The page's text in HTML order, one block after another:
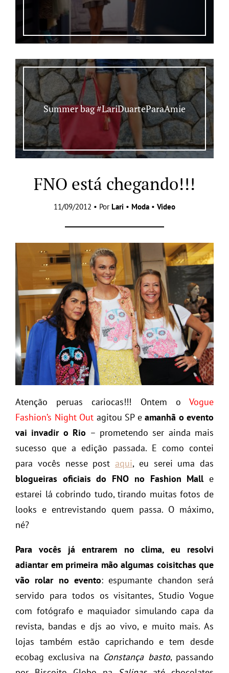
Summer bag #LariDuarteParaAmie
FNO está chegando!!!
11/09/2012 • Por Lari • Moda • Vídeo
Atenção peruas cariocas!!! Ontem o Vogue
Fashion’s Night Out agitou SP e amanhã o evento
vai invadir o Rio – prometendo ser ainda mais
sucesso que a edição passada. E como contei
para vocês nesse post aqui, eu serei uma das
blogueiras oficiais do FNO no Fashion Malle
estarei lá cobrindo tudo, tirando muitas fotos de
looks e entrevistando quem passa. O máximo,
né?
Para vocês já entrarem no clima, eu resolvi
adiantar em primeira mão algumas coisitchas que
vão rolar no evento: espumante chandon será
servido para todos os visitantes, Studio Vogue
com fotógrafo e maquiador simulando capa da
revista, bandas e djs ao vivo, e muito mais. As
lojas também estão caprichando e tem desde
ecobag exclusiva na Constança basto, passando